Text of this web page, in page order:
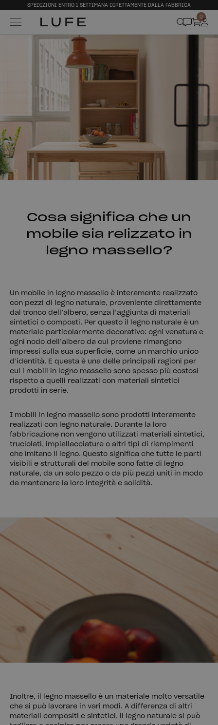
SPEDIZIONI ENTRO 1 SETTIMANA DIRETTAMENTE DALLA FABBRICA
0
Cosa significa che un
mobile sia relizzato in
legno massello?
Un mobile in legno massello è interamente realizzato
con pezzi di legno naturale, proveniente direttamente
dal tronco dell’albero, senza l’aggiunta di materiali
sintetici o composti. Per questo il legno naturale è un
materiale particolarmente decorativo: ogni venatura e
ogni nodo dell’albero da cui proviene rimangono
impressi sulla sua superficie, come un marchio unico
d’identità. E questa è una delle principali ragioni per
cui i mobili in legno massello sono spesso più costosi
rispetto a quelli realizzati con materiali sintetici
prodotti in serie.
I mobili in legno massello sono prodotti interamente
realizzati con legno naturale. Durante la loro
fabbricazione non vengono utilizzati materiali sintetici,
truciolati, impiallacciature o altri tipi di riempimenti
che imitano il legno. Questo significa che tutte le parti
visibili e strutturali del mobile sono fatte di legno
naturale, da un solo pezzo o da più pezzi uniti in modo
da mantenere la loro integrità e solidità.
Inoltre, il legno massello è un materiale molto versatile
che si può lavorare in vari modi. A differenza di altri
materiali compositi e sintetici, il legno naturale si può